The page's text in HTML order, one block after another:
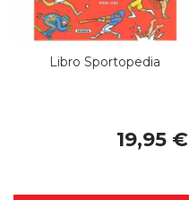
Libro Sportopedia
19,95 €